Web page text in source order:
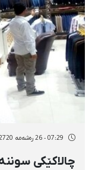
07:29 - 26 رەشەمه 2720
چالاکێکی